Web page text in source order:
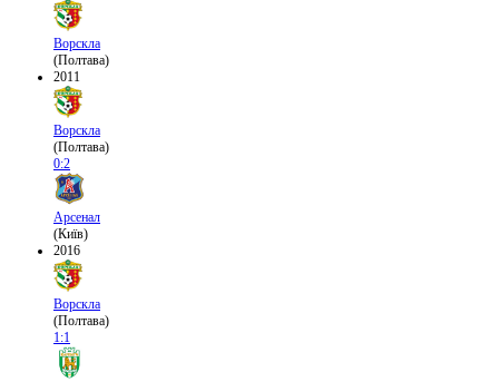
Ворскла
(Полтава)
2011
Ворскла
(Полтава)
0:2
Арсенал
(Київ)
2016
Ворскла
(Полтава)
1:1